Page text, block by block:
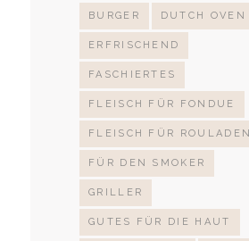
BURGER DUTCH OVEN
ERFRISCHEND
FASCHIERTES
FLEISCH FÜR FONDUE
FLEISCH FÜR ROULADEN
FÜR DEN SMOKER
GRILLER
GUTES FÜR DIE HAUT